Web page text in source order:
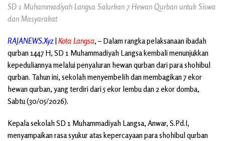
SD 1 Muhammadiyah Langsa Salurkan 7 Hewan Qurban untuk Siswa
dan Masyarakat
RAJANEWS.Xyz| Kota Langsa, – Dalam rangka pelaksanaan ibadah
qurban 1447 H, SD 1 Muhammadiyah Langsa kembali menunjukkan
kepeduliannya melalui penyaluran hewan qurban dari para shohibul
qurban. Tahun ini, sekolah menyembelih dan membagikan 7 ekor
hewan qurban, yang terdiri dari 5 ekor lembu dan 2 ekor domba,
Sabtu (30/05/2026).
Kepala sekolah SD 1 Muhammadiyah Langsa, Anwar, S.Pd.I,
menyampaikan rasa syukur atas kepercayaan para shohibul qurban